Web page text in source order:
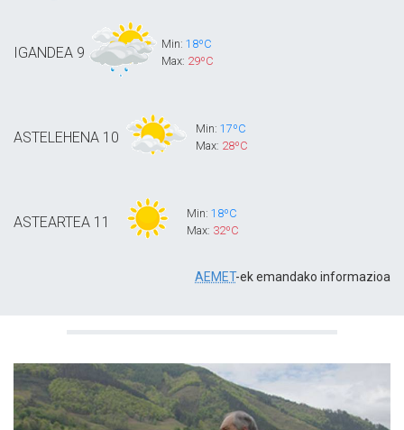
IGANDEA 9
Min: 18ºC
Max: 29ºC
ASTELEHENA 10
Min: 17ºC
Max: 28ºC
ASTEARTEA 11
Min: 18ºC
Max: 32ºC
AEMET-ek emandako informazioa